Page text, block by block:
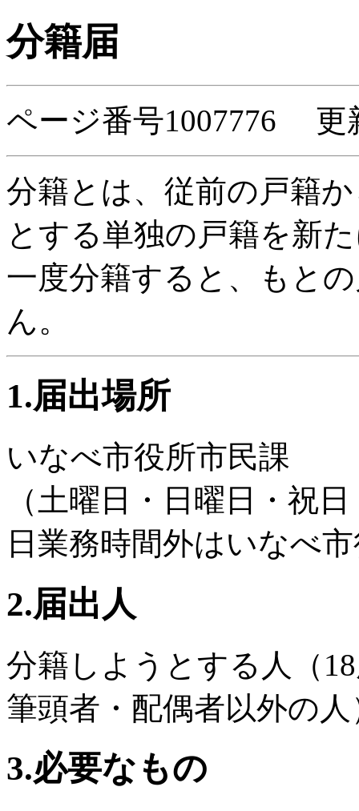
分籍届
ページ番号1007776 更
分籍とは、従前の戸籍
とする単独の戸籍を新
一度分籍すると、もと
ん。
1.届出場所
いなべ市役所市民課
（土曜日・日曜日・祝
日業務時間外はいなべ
2.届出人
分籍しようとする人（
筆頭者・配偶者以外の人
3.必要なもの